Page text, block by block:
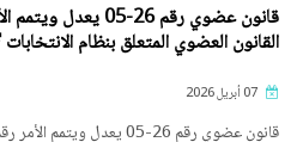
القانون العضوي المتعلق بنظام الانتخابات PDF